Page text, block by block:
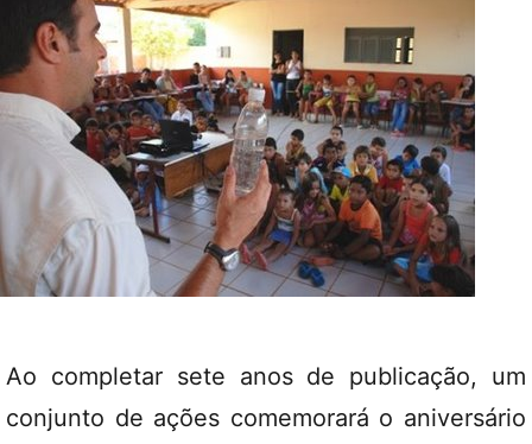
Ao completar sete anos de publicação, um
conjunto de ações comemorará o aniversário